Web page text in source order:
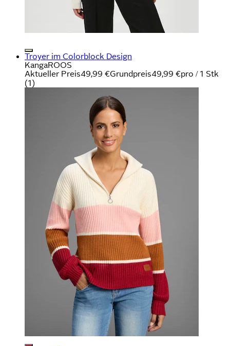
Troyer im Colorblock Design
KangaROOS
Aktueller Preis49,99 €Grundpreis49,99 €pro / 1 Stk
(1)